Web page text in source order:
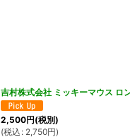
吉村株式会社 ミッキーマウス
2,500円(税別)
(税込 : 2,750円)